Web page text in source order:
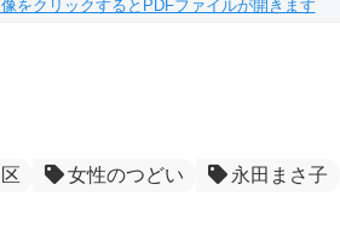
をクリックするとPDFファイルが開きます
女性のつどい
永田まさ子